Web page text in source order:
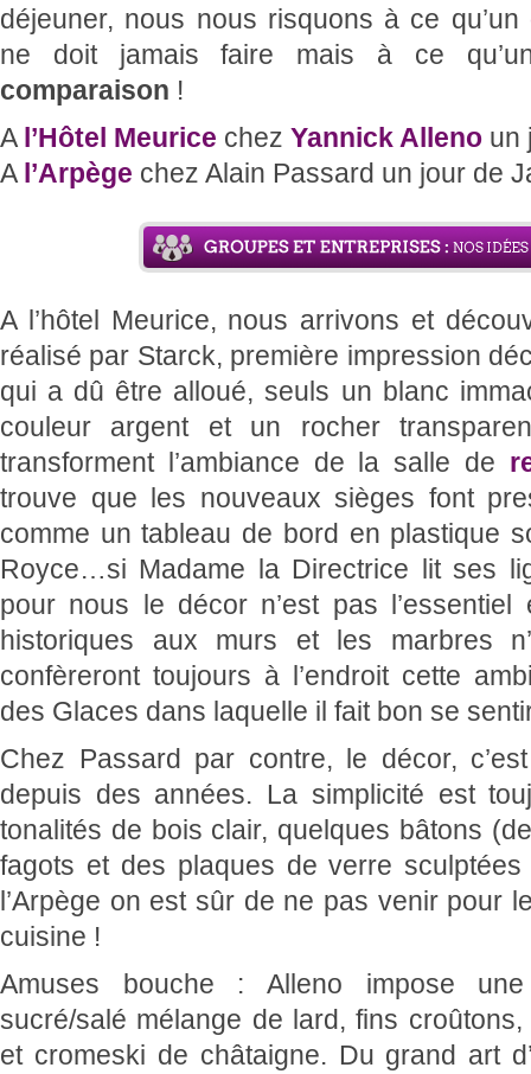
déjeuner, nous nous risquons à ce qu’un
ne doit jamais faire mais à ce
comparaison !
A l’Hôtel Meurice chez Yannick Alleno un
A l’Arpège chez Alain Passard un jour de
A l’hôtel Meurice, nous arrivons et
réalisé par Starck, première impression
qui a dû être alloué, seuls un blanc
couleur argent et un rocher
transforment l’ambiance de la salle de
trouve que les nouveaux sièges font
comme un tableau de bord en plastique
Royce…si Madame la Directrice lit ses
pour nous le décor n’est pas
historiques aux murs et les marbres
confèreront toujours à l’endroit cette
des Glaces dans laquelle il fait bon se
Chez Passard par contre, le décor,
depuis des années. La simplicité est
tonalités de bois clair, quelques bâtons
fagots et des plaques de verre
l’Arpège on est sûr de ne pas venir pour
cuisine !
Amuses bouche : Alleno impose
sucré/salé mélange de lard, fins
et cromeski de châtaigne. Du grand art